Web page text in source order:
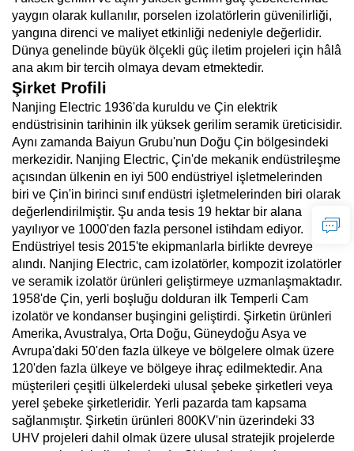
yaygın olarak kullanılır, porselen izolatörlerin güvenilirliği,
yangına direnci ve maliyet etkinliği nedeniyle değerlidir.
Dünya genelinde büyük ölçekli güç iletim projeleri için hâlâ
ana akım bir tercih olmaya devam etmektedir.
Şirket Profili
Nanjing Electric 1936'da kuruldu ve Çin elektrik
endüstrisinin tarihinin ilk yüksek gerilim seramik üreticisidir.
Aynı zamanda Baiyun Grubu'nun Doğu Çin bölgesindeki
merkezidir. Nanjing Electric, Çin'de mekanik endüstrileşme
açısından ülkenin en iyi 500 endüstriyel işletmelerinden
biri ve Çin'in birinci sınıf endüstri işletmelerinden biri olarak
değerlendirilmiştir. Şu anda tesis 19 hektar bir alana
yayılıyor ve 1000'den fazla personel istihdam ediyor.
Endüstriyel tesis 2015'te ekipmanlarla birlikte devreye
alındı. Nanjing Electric, cam izolatörler, kompozit izolatörler
ve seramik izolatör ürünleri geliştirmeye uzmanlaşmaktadır.
1958'de Çin, yerli boşluğu dolduran ilk Temperli Cam
izolatör ve kondanser buşingini geliştirdi. Şirketin ürünleri
Amerika, Avustralya, Orta Doğu, Güneydoğu Asya ve
Avrupa'daki 50'den fazla ülkeye ve bölgelere olmak üzere
120'den fazla ülkeye ve bölgeye ihraç edilmektedir. Ana
müşterileri çeşitli ülkelerdeki ulusal şebeke şirketleri veya
yerel şebeke şirketleridir. Yerli pazarda tam kapsama
sağlanmıştır. Şirketin ürünleri 800KV'nin üzerindeki 33
UHV projeleri dahil olmak üzere ulusal stratejik projelerde